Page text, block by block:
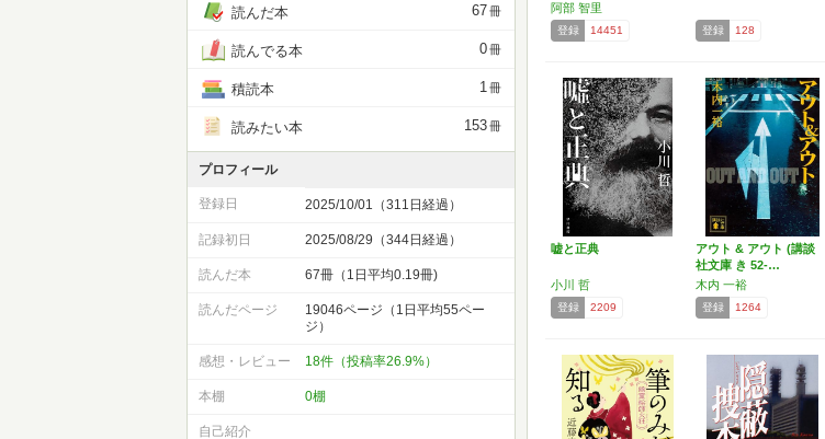
阿部 智里
登録 14451 登録 128
嘘と正典
小川 哲
登録 2209
アウト & アウト (講談
社文庫 き 52-…
木内 一裕
登録 1264
読んだ本 67冊
読んでる本 0冊
積読本 1冊
読みたい本 153冊
プロフィール
登録日 2025/10/01（311日経過）
記録初日 2025/08/29（344日経過）
読んだ本 67冊（1日平均0.19冊)
読んだページ
19046ページ（1日平均55ペー
ジ）
感想・レビュー 18件（投稿率26.9%）
本棚 0棚
自己紹介